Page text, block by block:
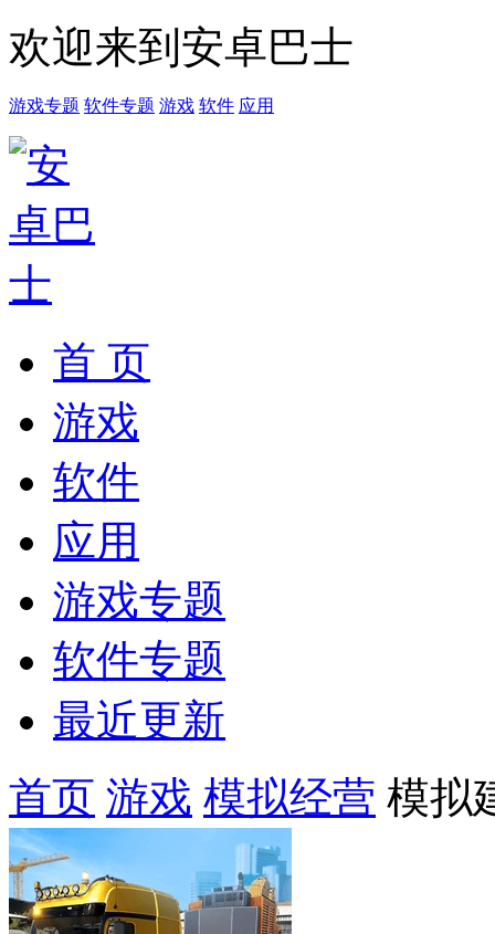
欢迎来到安卓巴士
游戏专题 软件专题 游戏 软件 应用
首 页
游戏
软件
应用
游戏专题
软件专题
最近更新
首页 游戏 模拟经营 模拟